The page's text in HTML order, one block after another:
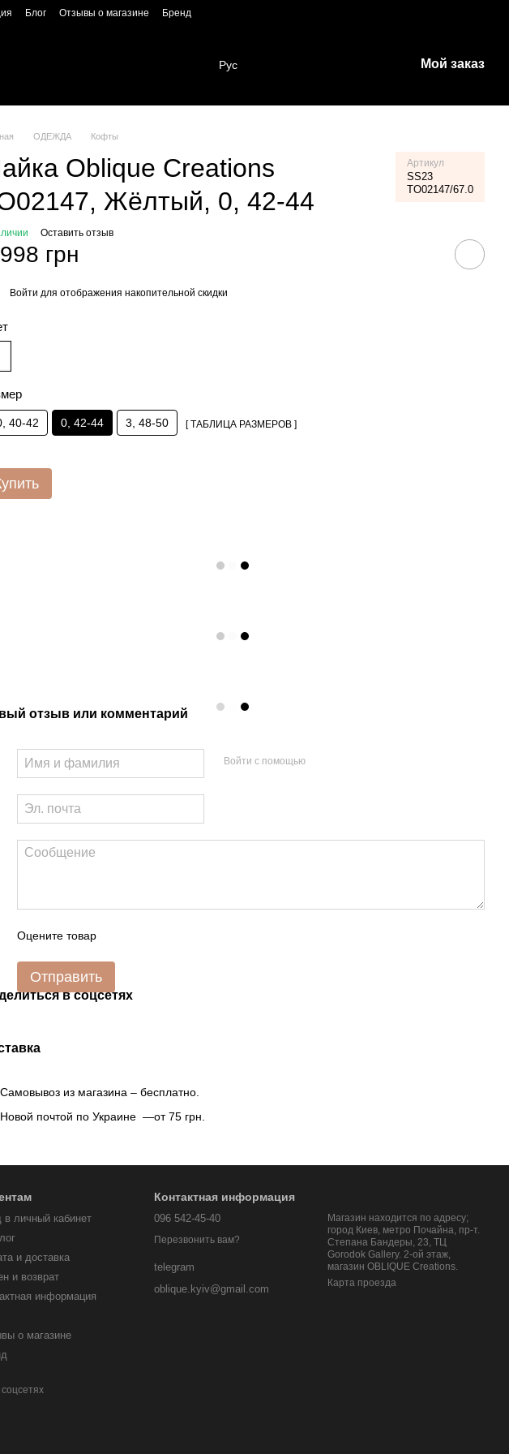
Блог Отзывы о магазине Бренд
Рус Мой заказ
ОДЕЖДА Кофты
Oblique Creations
Жёлтый, 0, 42-44
Артикул
SS23
TO02147/67.0
Оставить отзыв
грн
Войти для отображения накопительной скидки
40-42 0, 42-44 3, 48-50 [ ТАБЛИЦА РАЗМЕРОВ ]
отзыв или комментарий
Войти с помощью
Оцените товар
Отправить
в соцсетях
Самовывоз из магазина – бесплатно.
Новой почтой по Украине —от 75 грн.
в личный кабинет
и доставка
и возврат
информация
о магазине
Контактная информация
096 542-45-40
Перезвонить вам?
telegram
oblique.kyiv@gmail.com
Магазин находится по адресу;
город Киев, метро Почайна, пр-т.
Степана Бандеры, 23, ТЦ
Gorodok Gallery. 2-ой этаж,
магазин OBLIQUE Creations.
Карта проезда